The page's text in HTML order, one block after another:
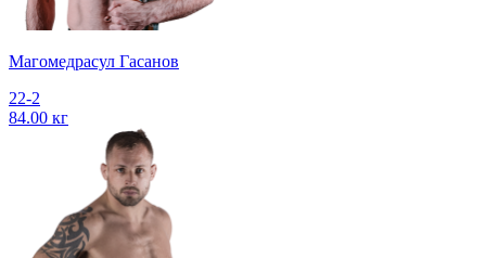
Магомедрасул Гасанов
22-2
84.00 кг